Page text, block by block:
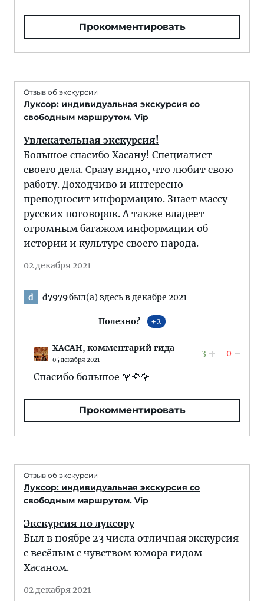
Прокомментировать
Отзыв об экскурсии
Луксор: индивидуальная экскурсия со
свободным маршрутом. Vip
Увлекательная экскурсия!
Большое спасибо Хасану! Специалист
своего дела. Сразу видно, что любит свою
работу. Доходчиво и интересно
преподносит информацию. Знает массу
русских поговорок. А также владеет
огромным багажом информации об
истории и культуре своего народа.
02 декабря 2021
d d7979был(а) здесь в декабре 2021
Полезно? 2
XACAH, комментарий гида
05 декабря 2021
3 0
Спасибо большое 🌹🌹🌹
Прокомментировать
Отзыв об экскурсии
Луксор: индивидуальная экскурсия со
свободным маршрутом. Vip
Экскурсия по луксору
Был в ноябре 23 числа отличная экскурсия
с весёлым с чувством юмора гидом
Хасаном.
02 декабря 2021